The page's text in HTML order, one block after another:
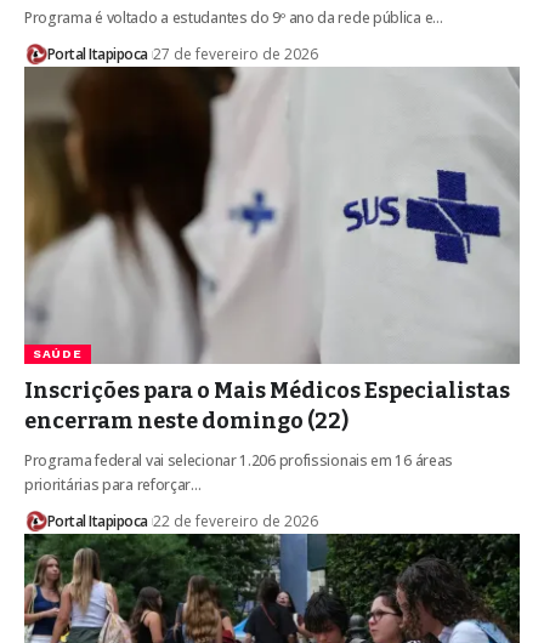
Programa é voltado a estudantes do 9º ano da rede pública e…
Portal Itapipoca 27 de fevereiro de 2026
SAÚDE
Inscrições para o Mais Médicos Especialistas
encerram neste domingo (22)
Programa federal vai selecionar 1.206 profissionais em 16 áreas
prioritárias para reforçar…
Portal Itapipoca 22 de fevereiro de 2026